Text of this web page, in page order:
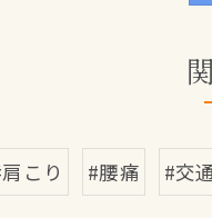
こり #腰痛 #交